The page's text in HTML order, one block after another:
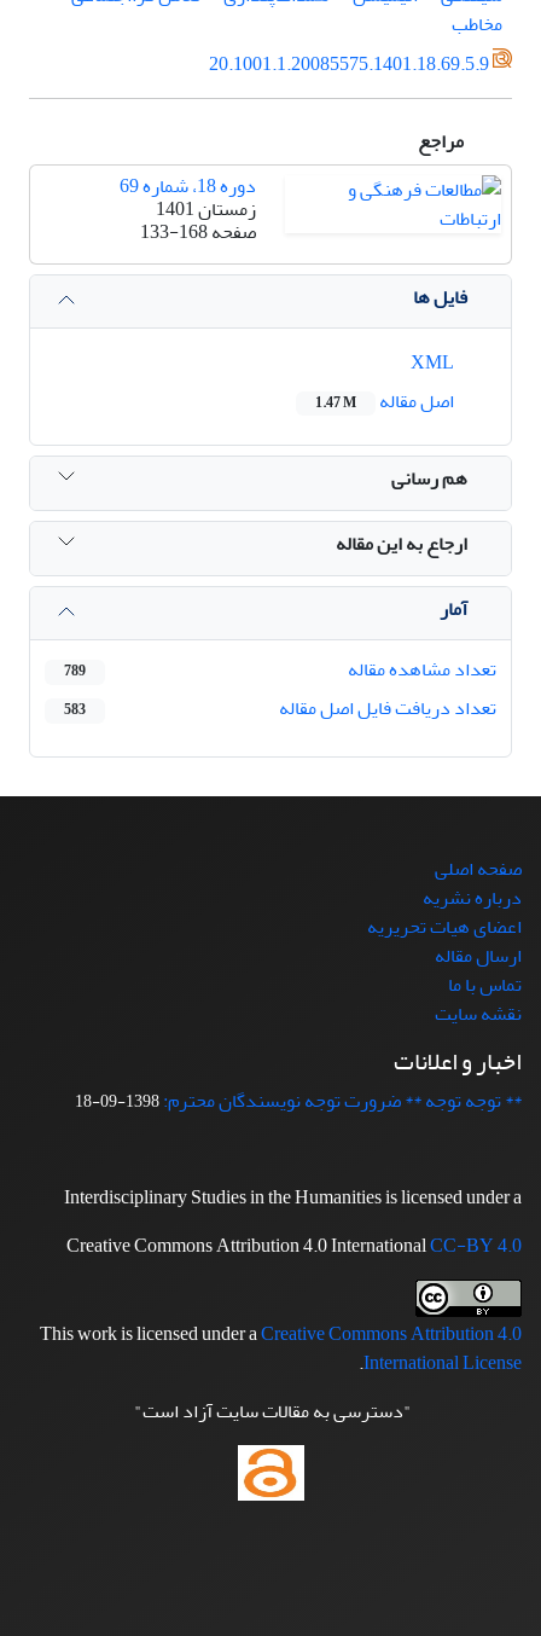
مخاطب
20.1001.1.20085575.1401.18.69.5.9
مراجع
دوره 18، شماره 69
زمستان 1401
صفحه133-168
فایل ها
اصل مقاله
1.47 M
هم رسانی
ارجاع به این مقاله
آمار
تعداد مشاهده مقاله
789
تعداد دریافت فایل اصل مقاله 583
صفحه اصلی
درباره نشریه
اعضای هیات تحریریه
ارسال مقاله
تماس با ما
نقشه سایت
اخبار و اعلانات
** توجه توجه ** ضرورت توجه نویسندگان محترم:1398-09-18
Interdisciplinary Studies in the Humanities is licensed under a
Creative Commons Attribution 4.0 InternationalCC-BY 4.0
This work is licensed under aCreative Commons Attribution 4.0
International License
.
"دسترسی به مقالات سایت آزاد است"